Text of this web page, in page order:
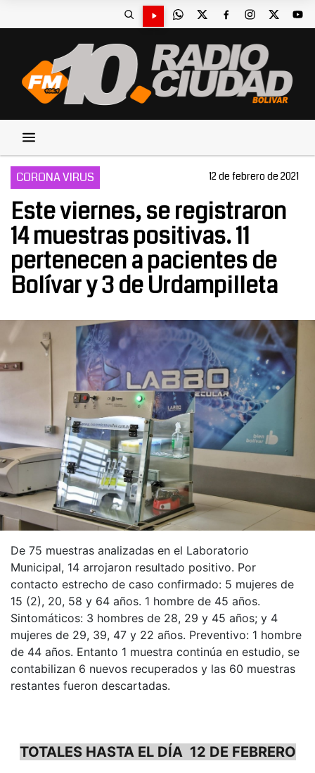
CORONA VIRUS 12 de febrero de 2021
Este viernes, se registraron
14 muestras positivas. 11
pertenecen a pacientes de
Bolívar y 3 de Urdampilleta
De 75 muestras analizadas en el Laboratorio
Municipal, 14 arrojaron resultado positivo. Por
contacto estrecho de caso confirmado: 5 mujeres de
15 (2), 20, 58 y 64 años. 1 hombre de 45 años.
Sintomáticos: 3 hombres de 28, 29 y 45 años; y 4
mujeres de 29, 39, 47 y 22 años. Preventivo: 1 hombre
de 44 años. Entanto 1 muestra continúa en estudio, se
contabilizan 6 nuevos recuperados y las 60 muestras
restantes fueron descartadas.
TOTALES HASTA EL DÍA 12 DE FEBRERO